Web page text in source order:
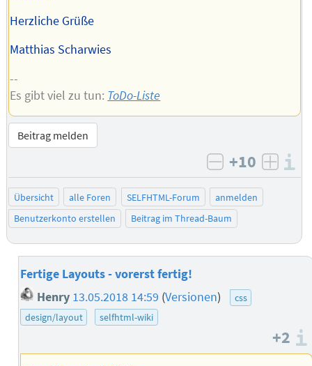
Herzliche Grüße
Matthias Scharwies
--
Es gibt viel zu tun: ToDo-Liste
Beitrag melden
negativ
+10
Übersicht alle Foren SELFHTML-Forum
anmelden
Benutzerkonto erstellen
Beitrag im Thread-Baum
Fertige Layouts - vorerst fertig!
Henry 13.05.2018 14:59 (Versionen)
css
design/layout
selfhtml-wiki
+2